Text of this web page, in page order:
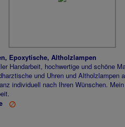
Epoxytische, Altholzlampen
Handarbeit, hochwertige und schöne
und Uhren und Altholzlampen
individuell nach Ihren Wünschen.